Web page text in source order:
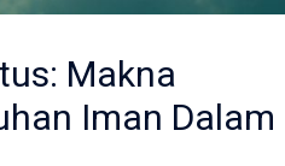
Makna
Iman Dalam